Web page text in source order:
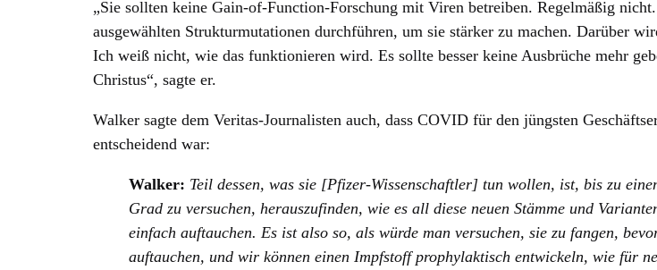
„Sie sollten keine Gain-of-Function-Forschung mit Viren betreiben. Regelmäßig
ausgewählten Strukturmutationen durchführen, um sie stärker zu machen. Darüber
Ich weiß nicht, wie das funktionieren wird. Es sollte besser keine Ausbrüche mehr
Christus“, sagte er.
Walker sagte dem Veritas-Journalisten auch, dass COVID für den jüngsten
entscheidend war:
Walker: Teil dessen, was sie [Pfizer-Wissenschaftler] tun wollen, ist, bis zu
Grad zu versuchen, herauszufinden, wie es all diese neuen Stämme und
einfach auftauchen. Es ist also so, als würde man versuchen, sie zu fangen,
auftauchen, und wir können einen Impfstoff prophylaktisch entwickeln, wie für